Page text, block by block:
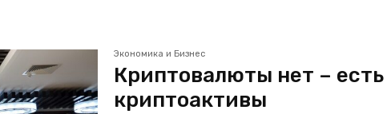
Экономика и Бизнес
Криптовалюты нет – есть
криптоактивы